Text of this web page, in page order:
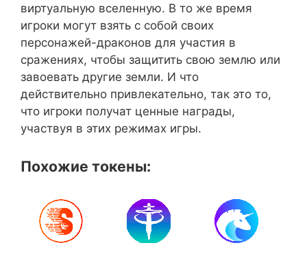
виртуальную вселенную. В то же время
игроки могут взять с собой своих
персонажей-драконов для участия в
сражениях, чтобы защитить свою землю или
завоевать другие земли. И что
действительно привлекательно, так это то,
что игроки получат ценные награды,
участвуя в этих режимах игры.
Похожие токены: